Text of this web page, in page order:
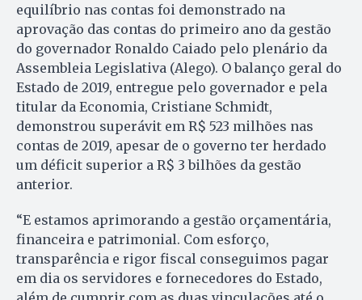
equilíbrio nas contas foi demonstrado na
aprovação das contas do primeiro ano da gestão
do governador Ronaldo Caiado pelo plenário da
Assembleia Legislativa (Alego). O balanço geral do
Estado de 2019, entregue pelo governador e pela
titular da Economia, Cristiane Schmidt,
demonstrou superávit em R$ 523 milhões nas
contas de 2019, apesar de o governo ter herdado
um déficit superior a R$ 3 bilhões da gestão
anterior.
“E estamos aprimorando a gestão orçamentária,
financeira e patrimonial. Com esforço,
transparência e rigor fiscal conseguimos pagar
em dia os servidores e fornecedores do Estado,